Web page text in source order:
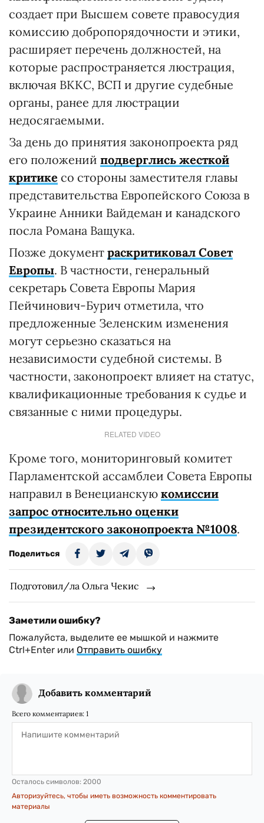
создает при Высшем совете правосудия
комиссию добропорядочности и этики,
расширяет перечень должностей, на
которые распространяется люстрация,
включая ВККС, ВСП и другие судебные
органы, ранее для люстрации
недосягаемыми.
За день до принятия законопроекта ряд
его положений подверглись жесткой
критике со стороны заместителя главы
представительства Европейского Союза в
Украине Анники Вайдеман и канадского
посла Романа Ващука.
Позже документ раскритиковал Совет
Европы. В частности, генеральный
секретарь Совета Европы Мария
Пейчинович-Бурич отметила, что
предложенные Зеленским изменения
могут серьезно сказаться на
независимости судебной системы. В
частности, законопроект влияет на статус,
квалификационные требования к судье и
связанные с ними процедуры.
RELATED VIDEO
Кроме того, мониторинговый комитет
Парламентской ассамблеи Совета Европы
направил в Венецианскую комиссии
запрос относительно оценки
президентского законопроекта №1008.
Поделиться
Подготовил/ла Ольга Чекис
Заметили ошибку?
Пожалуйста, выделите ее мышкой и нажмите
Ctrl+Enter или Отправить ошибку
Добавить комментарий
Всего комментариев: 1
Осталось символов: 2000
Авторизуйтесь, чтобы иметь возможность комментировать
материалы